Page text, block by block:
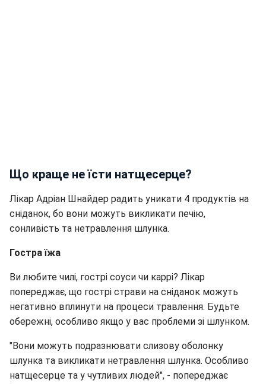
Що краще не їсти натщесерце?
Лікар Адріан Шнайдер радить уникати 4 продуктів на
сніданок, бо вони можуть викликати печію,
сонливість та нетравлення шлунка.
Гостра їжа
Ви любите чилі, гострі соуси чи каррі? Лікар
попереджає, що гострі страви на сніданок можуть
негативно вплинути на процеси травлення. Будьте
обережні, особливо якщо у вас проблеми зі шлунком.
"Вони можуть подразнювати слизову оболонку
шлунка та викликати нетравлення шлунка. Особливо
натщесерце та у чутливих людей", - попереджає